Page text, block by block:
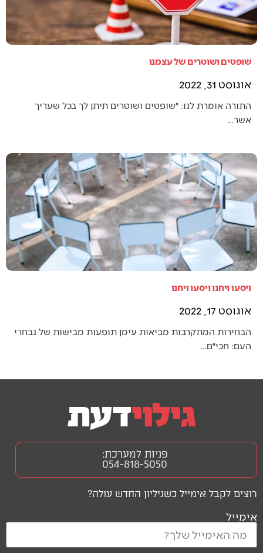
שופטים ושוטרים של עצמנו
אוגוסט 31, 2022
התורה אומרת לנו: ״שופטים ושוטרים תיתן לך בכל שעריך
אשר…
ויסעו ויחנו ויסעו ויחנו
אוגוסט 17, 2022
הבחירות המתקרבות מביאות עימן תופעות מבישות של נבחרי
העם: חכי״ם…
רוצים לקבל אימייל כשגיליון החדש עולה?
אימייל
פניות למערכת:
054-818-5050